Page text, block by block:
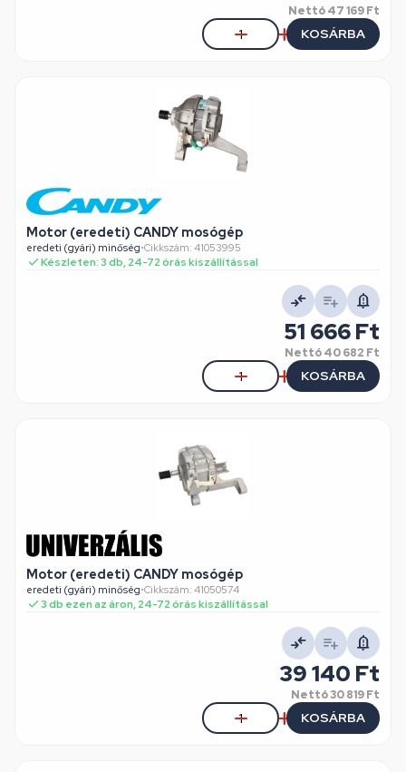
Nettó47 169 Ft
KOSÁRBA
Motor (eredeti) CANDY mosógép
eredeti (gyári) minőség•Cikkszám: 41053995
Készleten: 3 db, 24-72 órás kiszállítással
51 666 Ft
Nettó40 682 Ft
KOSÁRBA
Motor (eredeti) CANDY mosógép
eredeti (gyári) minőség•Cikkszám: 41050574
3 db ezen az áron, 24-72 órás kiszállítással
39 140 Ft
Nettó30 819 Ft
KOSÁRBA